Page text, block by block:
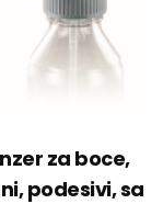
za boce,
podesivi, sa